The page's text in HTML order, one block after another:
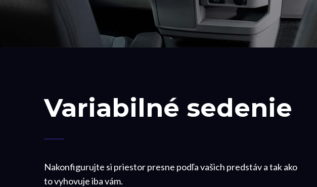
Variabilné sedenie
Nakonfigurujte si priestor presne podľa vašich predstáv a tak ako
to vyhovuje iba vám.